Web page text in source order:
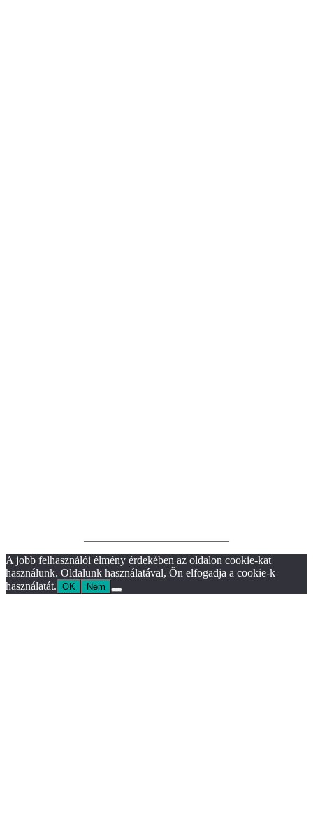
A jobb felhasználói élmény érdekében az oldalon cookie-kat
használunk. Oldalunk használatával, Ön elfogadja a cookie-k
használatát. OK Nem